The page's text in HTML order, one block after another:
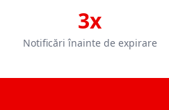
3x
Notificări înainte de expirare